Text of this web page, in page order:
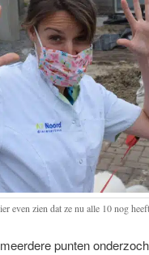
even zien dat ze nu alle 10 nog
punten